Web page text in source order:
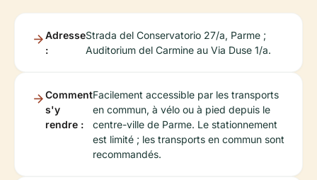
Adresse
:
Strada del Conservatorio 27/a, Parme ;
Auditorium del Carmine au Via Duse 1/a.
Comment
s'y
rendre :
Facilement accessible par les transports
en commun, à vélo ou à pied depuis le
centre-ville de Parme. Le stationnement
est limité ; les transports en commun sont
recommandés.